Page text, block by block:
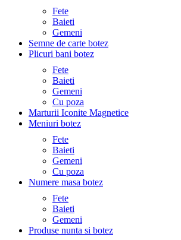
Fete
Baieti
Gemeni
Semne de carte botez
Plicuri bani botez
Fete
Baieti
Gemeni
Cu poza
Marturii Iconite Magnetice
Meniuri botez
Fete
Baieti
Gemeni
Cu poza
Numere masa botez
Fete
Baieti
Gemeni
Produse nunta si botez